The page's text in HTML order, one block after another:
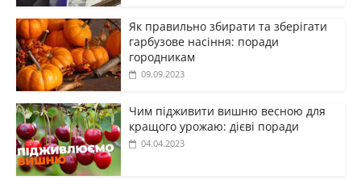
Як правильно збирати та зберігати
гарбузове насіння: поради
городникам
09.09.2023
Чим підживити вишню весною для
кращого урожаю: дієві поради
04.04.2023